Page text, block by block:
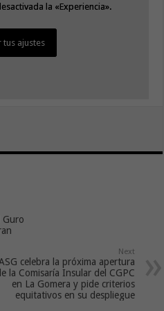
la «Experiencia».
tus ajustes
la «Experiencia».
tus ajustes
Guro
Next
celebra la próxima apertura
la Comisaría Insular del CGPC
en La Gomera y pide criterios
equitativos en su despliegue